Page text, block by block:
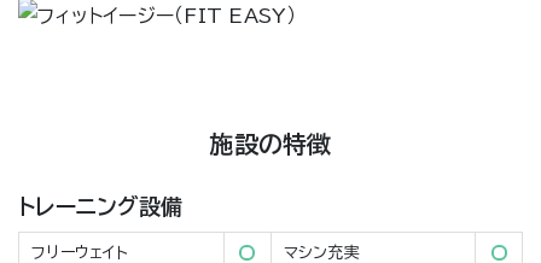
施設の特徴
トレーニング設備
フリーウェイト マシン充実